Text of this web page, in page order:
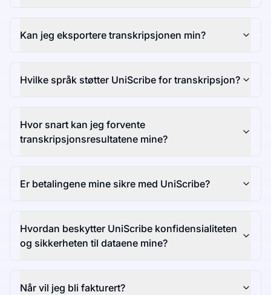
Kan jeg eksportere transkripsjonen min?
Hvilke språk støtter UniScribe for transkripsjon?
Hvor snart kan jeg forvente
transkripsjonsresultatene mine?
Er betalingene mine sikre med UniScribe?
Hvordan beskytter UniScribe konfidensialiteten
og sikkerheten til dataene mine?
Når vil jeg bli fakturert?